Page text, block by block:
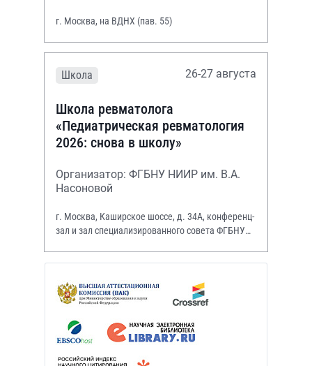
г. Москва, на ВДНХ (пав. 55)
Школа 26-27 августа
Школа ревматолога
«Педиатрическая ревматология
2026: снова в школу»
Организатор: ФГБНУ НИИР им. В.А.
Насоновой
г. Москва, Каширское шоссе, д. 34А, конференц-
зал и зал специализированного совета ФГБНУ